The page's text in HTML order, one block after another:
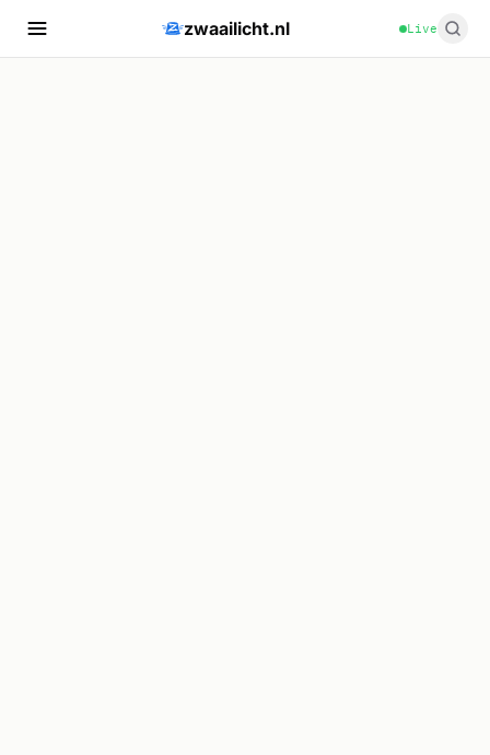
zwaailicht.nl Live